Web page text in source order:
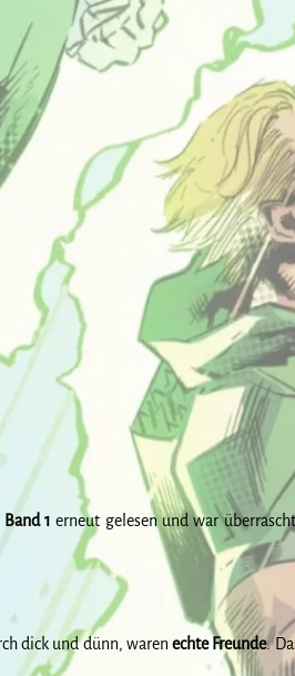
Band 1 erneut gelesen und war
dick und dünn, warenechte Freunde.